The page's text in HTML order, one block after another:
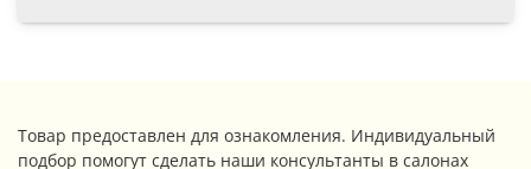
Товар предоставлен для ознакомления. Индивидуальный
подбор помогут сделать наши консультанты в салонах